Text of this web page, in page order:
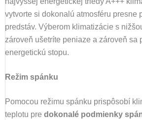
vytvorte si dokonalú atmosféru presne
predstáv. Výberom klimatizácie s
zároveň ušetríte peniaze a zároveň sa
energetickú stopu.
Režim spánku
Pomocou režimu spánku prispôsobí
teplotu pre dokonalé podmienky